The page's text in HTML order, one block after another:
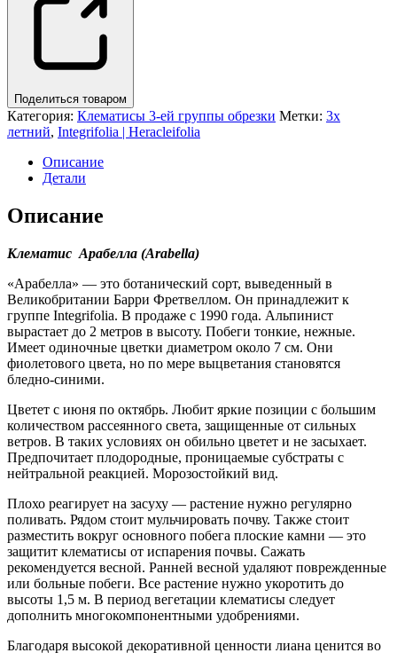
Поделиться товаром
Категория: Клематисы 3-ей группы обрезки Метки: 3х
летний, Integrifolia | Heracleifolia
Описание
Детали
Описание
Клематис Арабелла (Arabella)
«Арабелла» — это ботанический сорт, выведенный в
Великобритании Барри Фретвеллом. Он принадлежит к
группе Integrifolia. В продаже с 1990 года. Альпинист
вырастает до 2 метров в высоту. Побеги тонкие, нежные.
Имеет одиночные цветки диаметром около 7 см. Они
фиолетового цвета, но по мере выцветания становятся
бледно-синими.
Цветет с июня по октябрь. Любит яркие позиции с большим
количеством рассеянного света, защищенные от сильных
ветров. В таких условиях он обильно цветет и не засыхает.
Предпочитает плодородные, проницаемые субстраты с
нейтральной реакцией. Морозостойкий вид.
Плохо реагирует на засуху — растение нужно регулярно
поливать. Рядом стоит мульчировать почву. Также стоит
разместить вокруг основного побега плоские камни — это
защитит клематисы от испарения почвы. Сажать
рекомендуется весной. Ранней весной удаляют поврежденные
или больные побеги. Все растение нужно укоротить до
высоты 1,5 м. В период вегетации клематисы следует
дополнить многокомпонентными удобрениями.
Благодаря высокой декоративной ценности лиана ценится во